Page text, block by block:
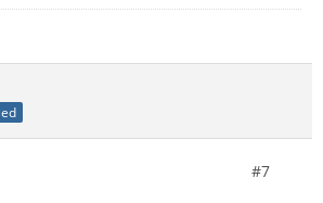
#7